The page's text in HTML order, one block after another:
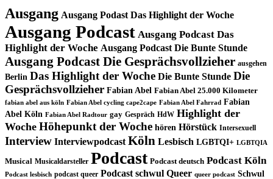
Ausgang Ausgang Podast Das Highlight der Woche
Ausgang Podcast Ausgang Podcast Das
Highlight der Woche Ausgang Podcast Die Bunte Stunde
Ausgang Podcast Die Gesprächsvollzieher ausgehen
Berlin Das Highlight der Woche Die Bunte Stunde Die
Gesprächsvollzieher Fabian Abel Fabian Abel 25.000 Kilometer
fabian abel aus köln Fabian Abel cycling cape2cape Fabian Abel Fahrrad Fabian
Abel Köln Fabian Abel Radtour gay Gespräch HdW Highlight der
Woche Höhepunkt der Woche hören Hörstück Intersexuell
Interview Interviewpodcast Köln Lesbisch LGBTQI+ LGBTQIA
Musical Musicaldarsteller Podcast Podcast deutsch Podcast Köln
Podcast lesbisch podcast queer Podcast schwul Queer queer podcast Schwul